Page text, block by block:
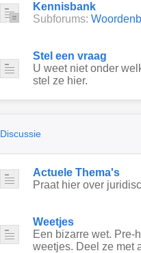
Kennisbank
Subforums:
Stel een vraag
U weet niet onder
stel ze hier.
Discussie
Actuele Thema's
Praat hier over
Weetjes
Een bizarre wet. Pre-
weetjes. Deel ze met